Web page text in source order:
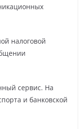
налоговой
сервис. На
и банковской